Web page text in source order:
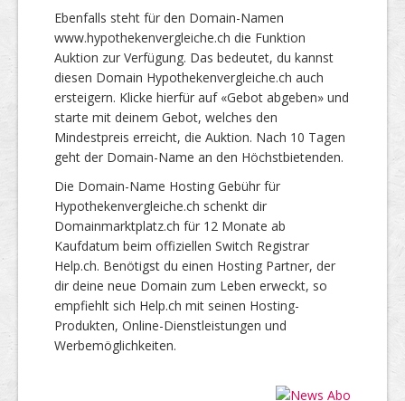
Ebenfalls steht für den Domain-Namen
www.hypothekenvergleiche.ch die Funktion
Auktion zur Verfügung. Das bedeutet, du kannst
diesen Domain Hypothekenvergleiche.ch auch
ersteigern. Klicke hierfür auf «Gebot abgeben» und
starte mit deinem Gebot, welches den
Mindestpreis erreicht, die Auktion. Nach 10 Tagen
geht der Domain-Name an den Höchstbietenden.
Die Domain-Name Hosting Gebühr für
Hypothekenvergleiche.ch schenkt dir
Domainmarktplatz.ch für 12 Monate ab
Kaufdatum beim offiziellen Switch Registrar
Help.ch. Benötigst du einen Hosting Partner, der
dir deine neue Domain zum Leben erweckt, so
empfiehlt sich Help.ch mit seinen Hosting-
Produkten, Online-Dienstleistungen und
Werbemöglichkeiten.